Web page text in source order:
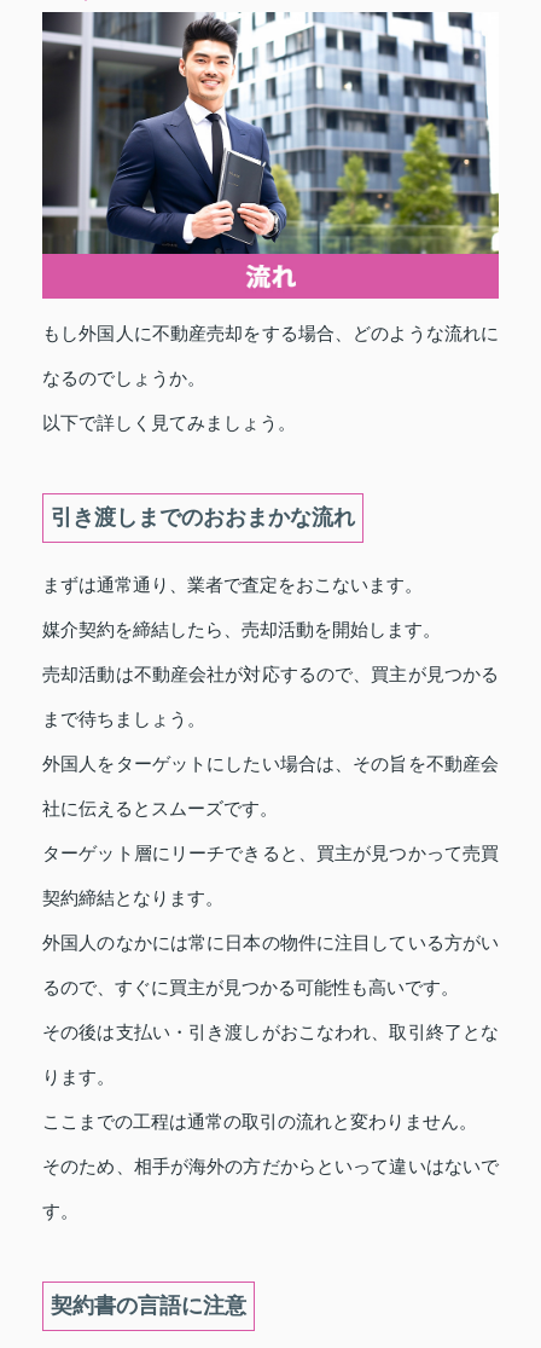
もし外国人に不動産売却をする場合、どのような流れに
なるのでしょうか。
以下で詳しく見てみましょう。
引き渡しまでのおおまかな流れ
まずは通常通り、業者で査定をおこないます。
媒介契約を締結したら、売却活動を開始します。
売却活動は不動産会社が対応するので、買主が見つかる
まで待ちましょう。
外国人をターゲットにしたい場合は、その旨を不動産会
社に伝えるとスムーズです。
ターゲット層にリーチできると、買主が見つかって売買
契約締結となります。
外国人のなかには常に日本の物件に注目している方がい
るので、すぐに買主が見つかる可能性も高いです。
その後は支払い・引き渡しがおこなわれ、取引終了とな
ります。
ここまでの工程は通常の取引の流れと変わりません。
そのため、相手が海外の方だからといって違いはないで
す。
契約書の言語に注意